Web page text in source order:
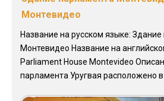
Монтевидео
Название на русском языке:
Монтевидео Название на
Parliament House Montevideo
парламента Уругвая расположено в